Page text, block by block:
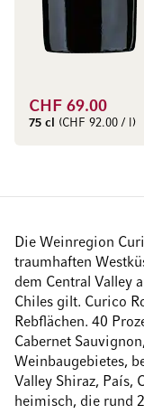
CHF 69.00
75 cl (CHF 92.00 / l)
Die Weinregion
traumhaften
dem Central Valley
Chiles gilt. Curico
Rebflächen. 40
Cabernet
Weinbaugebietes,
Valley Shiraz, País,
heimisch, die rund